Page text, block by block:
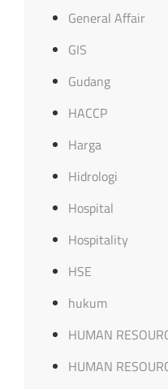
General Affair
GIS
Gudang
HACCP
Harga
Hidrologi
Hospital
Hospitality
HSE
hukum
HUMAN
HUMAN